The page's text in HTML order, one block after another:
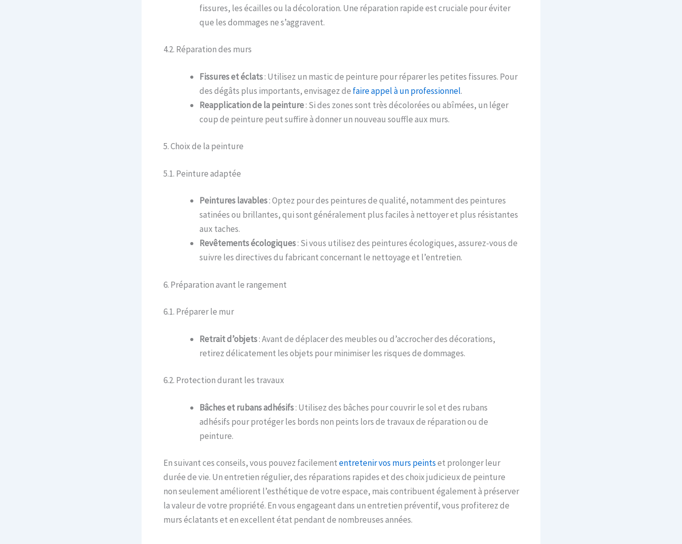
fissures, les écailles ou la décoloration. Une réparation rapide est cruciale pour éviter
que les dommages ne s’aggravent.
4.2. Réparation des murs
Fissures et éclats: Utilisez un mastic de peinture pour réparer les petites fissures. Pour
des dégâts plus importants, envisagez de faire appel à un professionnel.
Reapplication de la peinture: Si des zones sont très décolorées ou abîmées, un léger
coup de peinture peut suffire à donner un nouveau souffle aux murs.
5. Choix de la peinture
5.1. Peinture adaptée
Peintures lavables: Optez pour des peintures de qualité, notamment des peintures
satinées ou brillantes, qui sont généralement plus faciles à nettoyer et plus résistantes
aux taches.
Revêtements écologiques: Si vous utilisez des peintures écologiques, assurez-vous de
suivre les directives du fabricant concernant le nettoyage et l’entretien.
6. Préparation avant le rangement
6.1. Préparer le mur
Retrait d’objets: Avant de déplacer des meubles ou d’accrocher des décorations,
retirez délicatement les objets pour minimiser les risques de dommages.
6.2. Protection durant les travaux
Bâches et rubans adhésifs: Utilisez des bâches pour couvrir le sol et des rubans
adhésifs pour protéger les bords non peints lors de travaux de réparation ou de
peinture.
En suivant ces conseils, vous pouvez facilemententretenir vos murs peintset prolonger leur
durée de vie. Un entretien régulier, des réparations rapides et des choix judicieux de peinture
non seulement améliorent l’esthétique de votre espace, mais contribuent également à préserver
la valeur de votre propriété. En vous engageant dans un entretien préventif, vous profiterez de
murs éclatants et en excellent état pendant de nombreuses années.